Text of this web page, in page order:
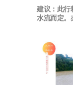
建议：此行
水流而定。